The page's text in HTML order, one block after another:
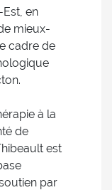
en
mieux-
cadre de
à la
de
est
par